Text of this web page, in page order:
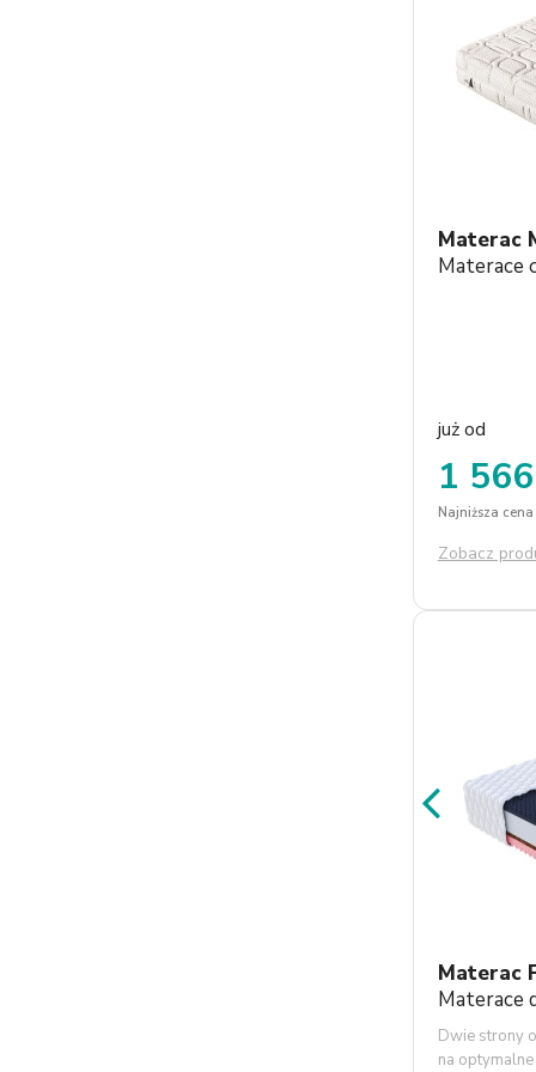
Materac
Materace
już od
1
Najniższa
Zobacz
Materac
Materace
Dwie strony
na